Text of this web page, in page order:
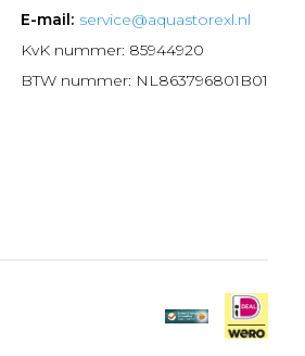
E-mail: service@aquastorexl.nl
KvK nummer: 85944920
BTW nummer: NL863796801B01